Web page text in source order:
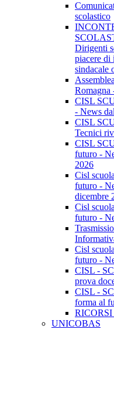
scolastico
Dirigenti
piacere di
sindacale
Romagna
CISL
- News
CISL
Tecnici
CISL
futuro -
2026
Cisl
futuro -
dicembre
Cisl
futuro -
Cisl
futuro -
CISL -
prova
CISL -
forma al
RICORSI
UNICOBAS